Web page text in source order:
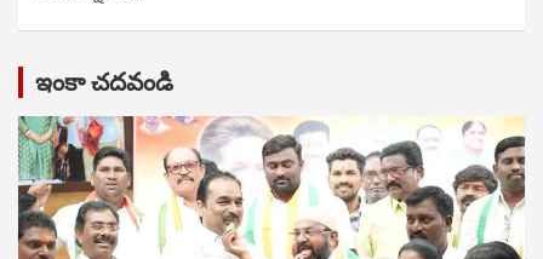
ఇంకా చదవండి